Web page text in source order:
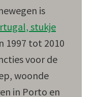
is
stukje
1997 tot 2010
voor de
woonde
in Porto en